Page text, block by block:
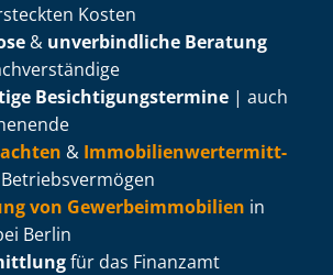
Kosten
& unverbindliche Beratung
Be­sich­ti­gungs­ter­mi­ne | auch
& Im­mo­bi­li­en­wert­ermitt­
von Ge­wer­be­im­mo­bi­li­en in
Berlin
für das Finanzamt